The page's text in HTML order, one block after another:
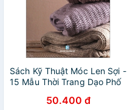
Sách Kỹ Thuật Móc Len Sợi -
15 Mẫu Thời Trang Dạo Phố
50.400 đ